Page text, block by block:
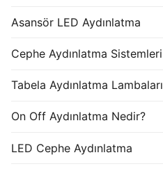
Asansör LED Aydınlatma
Cephe Aydınlatma Sistemleri
Tabela Aydınlatma Lambaları
On Off Aydınlatma Nedir?
LED Cephe Aydınlatma